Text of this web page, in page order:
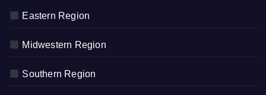
Eastern Region
Midwestern Region
Southern Region